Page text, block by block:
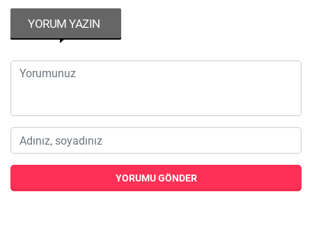
YORUM YAZIN
YORUMU GÖNDER